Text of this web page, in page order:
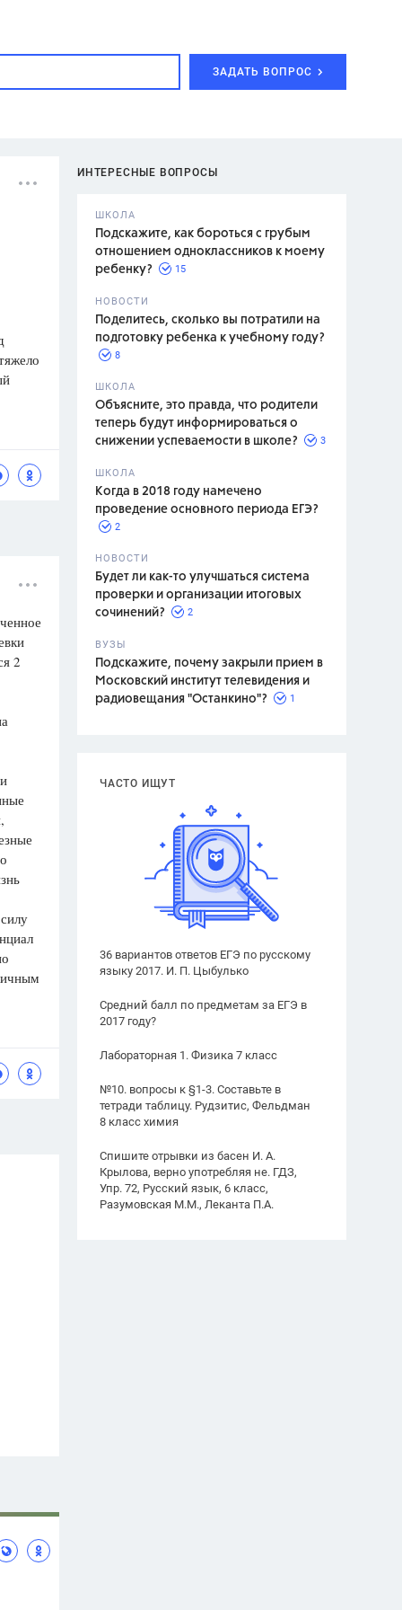
ЗАДАТЬ ВОПРОС
ИНТЕРЕСНЫЕ ВОПРОСЫ
ШКОЛА
Подскажите, как бороться с грубым
отношением одноклассников к моему
ребенку?
15
НОВОСТИ
Поделитесь, сколько вы потратили на
подготовку ребенка к учебному году?
8
ШКОЛА
Объясните, это правда, что родители
теперь будут информироваться о
снижении успеваемости в школе?
3
ШКОЛА
Когда в 2018 году намечено
проведение основного периода ЕГЭ?
2
НОВОСТИ
Будет ли как-то улучшаться система
проверки и организации итоговых
сочинений?
2
ВУЗЫ
Подскажите, почему закрыли прием в
Московский институт телевидения и
радиовещания "Останкино"?
1
ЧАСТО ИЩУТ
36 вариантов ответов ЕГЭ по русскому
языку 2017. И. П. Цыбулько
Средний балл по предметам за ЕГЭ в
2017 году?
Лабораторная 1. Физика 7 класс
№10. вопросы к §1-3. Составьте в
тетради таблицу. Рудзитис, Фельдман
8 класс химия
Спишите отрывки из басен И. А.
Крылова, верно употребляя не. ГДЗ,
Упр. 72, Русский язык, 6 класс,
Разумовская М.М., Леканта П.А.
2